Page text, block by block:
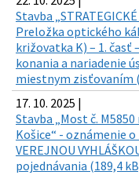
Stavba
Preložka optického
križovatka K) – 1. časť
konania a nariadenie
miestnym zisťovaním
17. 10. 2025 |
Stavba „Most č.
Košice“ - oznámenie
VEREJNOU
pojednávania (189,4